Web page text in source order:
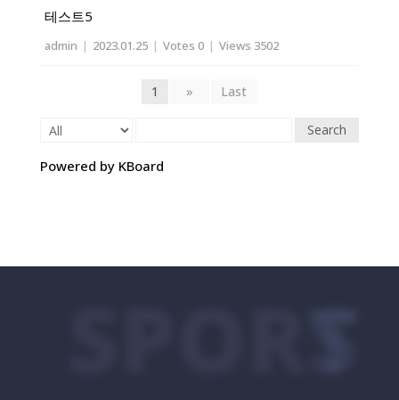
테스트5
admin | 2023.01.25 | Votes 0 | Views 3502
1 » Last
Search
Powered by KBoard
SPORTS